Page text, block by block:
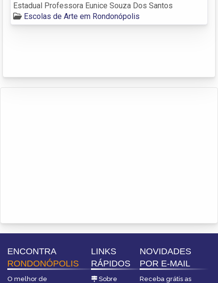
Estadual Professora Eunice Souza Dos Santos
Escolas de Arte em Rondonópolis
ENCONTRA
RONDONÓPOLIS
O melhor de
LINKS
RÁPIDOS
Sobre
NOVIDADES
POR E-MAIL
Receba grátis as